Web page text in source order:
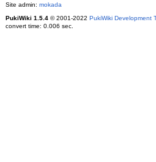
Site admin: mokada
PukiWiki 1.5.4© 2001-2022 PukiWiki Development
convert time: 0.006 sec.